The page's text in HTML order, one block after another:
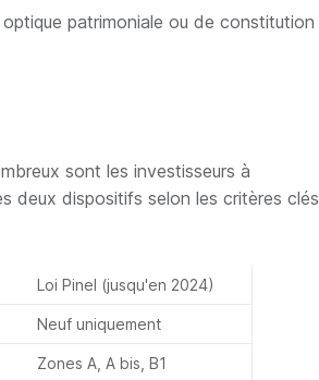
patrimoniale ou de constitution
sont les investisseurs à
deux dispositifs selon les critères clés
Loi Pinel (jusqu'en 2024)
Neuf uniquement
Zones A, A bis, B1